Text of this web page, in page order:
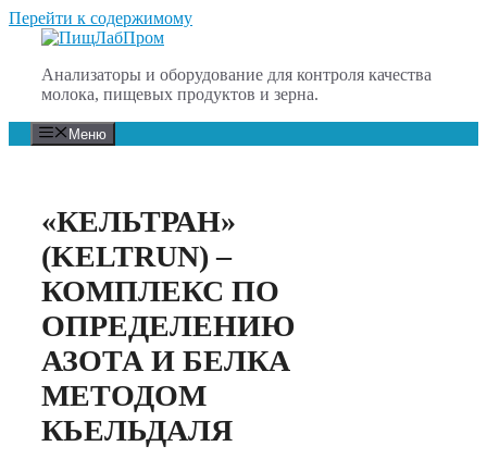
Перейти к содержимому
Анализаторы и оборудование для контроля качества
молока, пищевых продуктов и зерна.
Меню
«КЕЛЬТРАН»
(KELTRUN) –
КОМПЛЕКС ПО
ОПРЕДЕЛЕНИЮ
АЗОТА И БЕЛКА
МЕТОДОМ
КЬЕЛЬДАЛЯ